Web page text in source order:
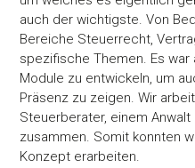
auch der wichtigste. Von
Bereiche Steuerrecht,
spezifische Themen. Es
Module zu entwickeln, um
Präsenz zu zeigen. Wir
Steuerberater, einem
zusammen. Somit konnten
Konzept erarbeiten.